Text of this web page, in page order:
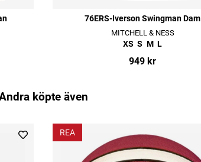
76ERS-Iverson Swingman Dam
MITCHELL & NESS
XS S M L
949 kr
köpte även
REA